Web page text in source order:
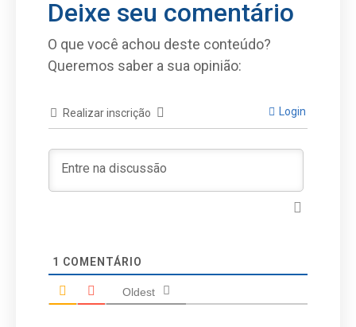
Deixe seu comentário
O que você achou deste conteúdo?
Queremos saber a sua opinião:
Realizar inscrição Login
1 COMENTÁRIO
Oldest